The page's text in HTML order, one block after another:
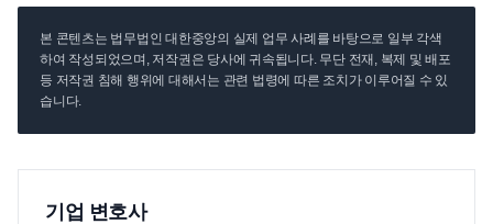
본 콘텐츠는 법무법인 대한중앙의 실제 업무 사례를 바탕으로 일부 각색
하여 작성되었으며, 저작권은 당사에 귀속됩니다. 무단 전재, 복제 및 배포
등 저작권 침해 행위에 대해서는 관련 법령에 따른 조치가 이루어질 수 있
습니다.
기업 변호사